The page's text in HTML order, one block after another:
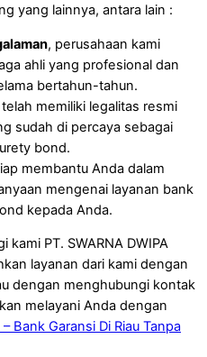
yang lainnya, antara lain :
, perusahaan kami
ahli yang profesional dan
bertahun-tahun.
telah memiliki legalitas resmi
sudah di percaya sebagai
bond.
membantu Anda dalam
mengenai layanan bank
kepada Anda.
kami PT. SWARNA DWIPA
layanan dari kami dengan
dengan menghubungi kontak
melayani Anda dengan
Bank Garansi Di Riau Tanpa